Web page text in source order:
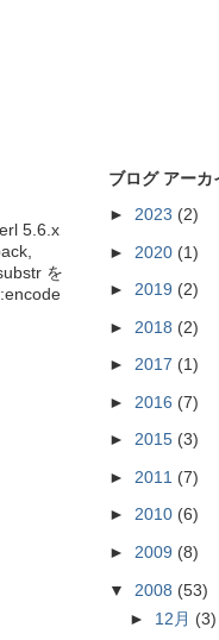
5.6.x
を
ブログ アーカ
► 2023 (2)
► 2020 (1)
► 2019 (2)
► 2018 (2)
► 2017 (1)
► 2016 (7)
► 2015 (3)
► 2011 (7)
► 2010 (6)
► 2009 (8)
▼ 2008 (53)
► 12月 (3)